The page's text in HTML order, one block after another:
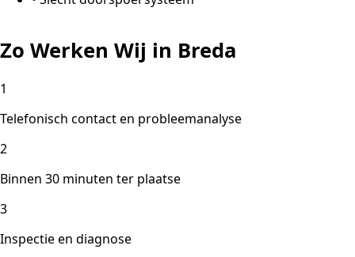
Zo Werken Wij in Breda
1
Telefonisch contact en probleemanalyse
2
Binnen 30 minuten ter plaatse
3
Inspectie en diagnose